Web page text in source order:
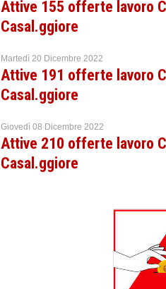
Attive 155 offerte lavoro
Casal.ggiore
Martedì 20 Dicembre 2022
Attive 191 offerte lavoro
Casal.ggiore
Giovedì 08 Dicembre 2022
Attive 210 offerte lavoro
Casal.ggiore